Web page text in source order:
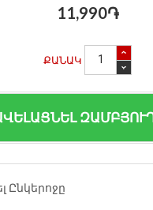
11,990֏
ՔԱՆԱԿ
Ընկերոջը